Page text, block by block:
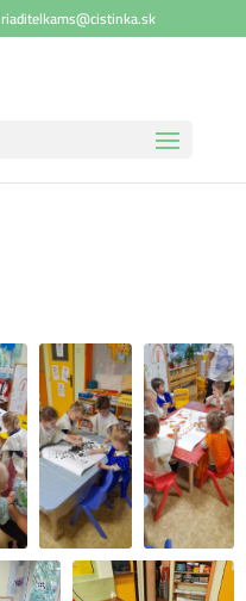
riaditelkams@cistinka.sk